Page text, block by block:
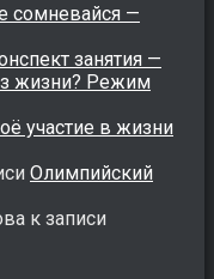
сомневайся —
занятия —
жизни? Режим
участие в жизни
Олимпийский
к записи